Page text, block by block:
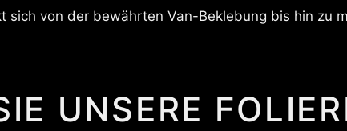
sich von der bewährten Van-Beklebung bis hin zu
UNSERE